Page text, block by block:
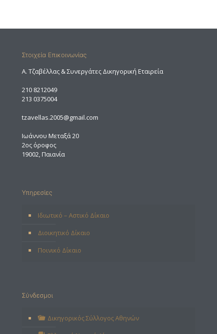
Στοιχεία Επικοινωνίας
A. Τζαβέλλας & Συνεργάτες Δικηγορική Εταιρεία
210 8212049
213 0375004
tzavellas.2005@gmail.com
Ιωάννου Μεταξά 20
2ος όροφος
19002, Παιανία
Υπηρεσίες
Ιδιωτικό – Αστικό Δίκαιο
Διοικητικό Δίκαιο
Ποινικό Δίκαιο
Σύνδεσμοι
Δικηγορικός Σύλλογος Αθηνών